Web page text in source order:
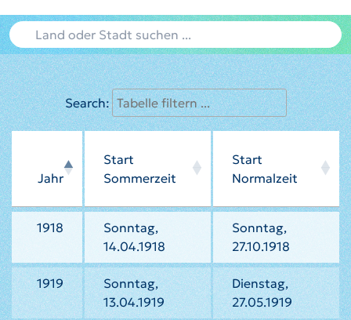
Search:
Jahr
Start
Sommerzeit
Start
Normalzeit
1918
Sonntag,
14.04.1918
Sonntag,
27.10.1918
1919
Sonntag,
13.04.1919
Dienstag,
27.05.1919